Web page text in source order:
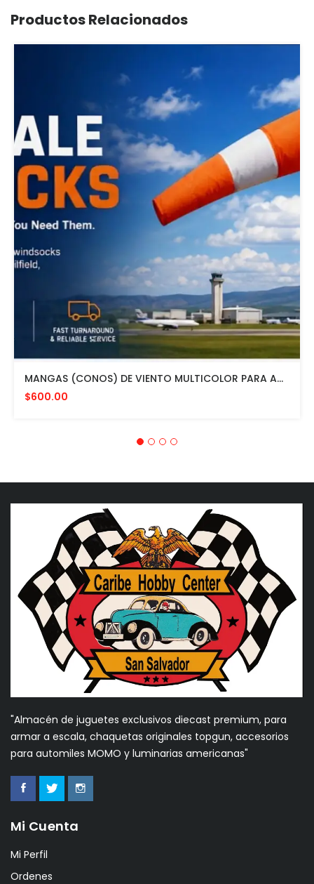
Productos Relacionados
MANGAS (CONOS) DE VIENTO MULTICOLOR PARA AVIACION CON HERRAJE DE MONTAJE A POSTE FAA L807. MADE IN USA. 24" DIAMETRO
$600.00
"Almacén de juguetes exclusivos diecast premium, para
armar a escala, chaquetas originales topgun, accesorios
para automiles MOMO y luminarias americanas"
Mi Cuenta
Mi Perfil
Ordenes